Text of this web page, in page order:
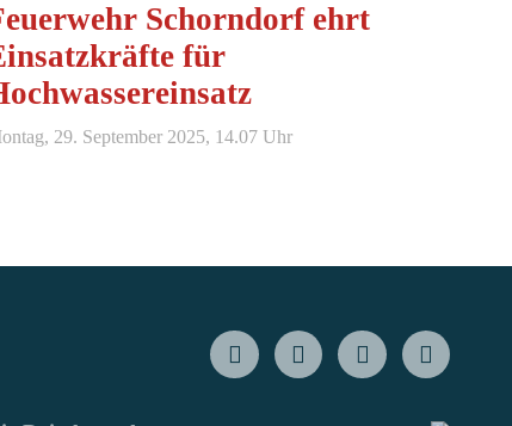
Schorndorf ehrt
für
29. September 2025, 14.07 Uhr